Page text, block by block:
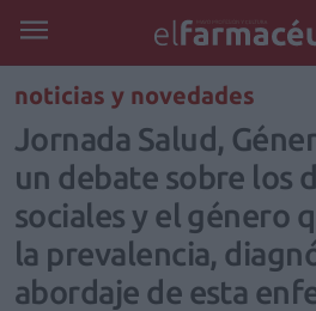
REGÍSTRATE
noticias y novedades
Jornada Salud,
un debate sobre los
sociales y el género
la prevalencia,
abordaje de esta